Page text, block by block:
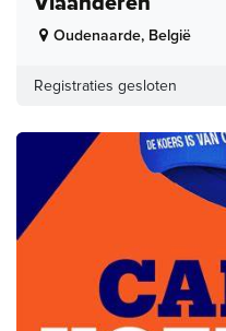
Oudenaarde, België
Registraties gesloten